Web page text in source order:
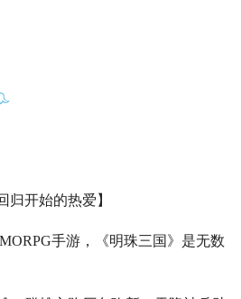
归开始的热爱】
手游，《明珠三国》是无数